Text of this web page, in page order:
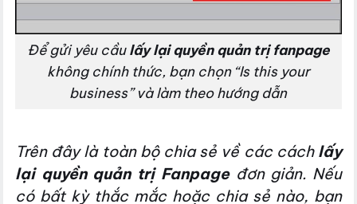
Để gửi yêu cầulấy lại quyền quản trị fanpage
không chính thức, bạn chọn “Is this your
business” và làm theo hướng dẫn
Trên đây là toàn bộ chia sẻ về các cách lấy
lại quyền quản trị Fanpage đơn giản. Nếu
có bất kỳ thắc mắc hoặc chia sẻ nào, bạn